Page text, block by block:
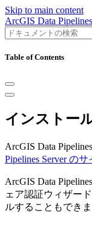
Skip to main content
ArcGIS Data Pipelines
Table of Contents
インストー
ArcGIS Data
Pipelines Server の
ArcGIS Data
ェア認証ウィザー
ルすることもできま